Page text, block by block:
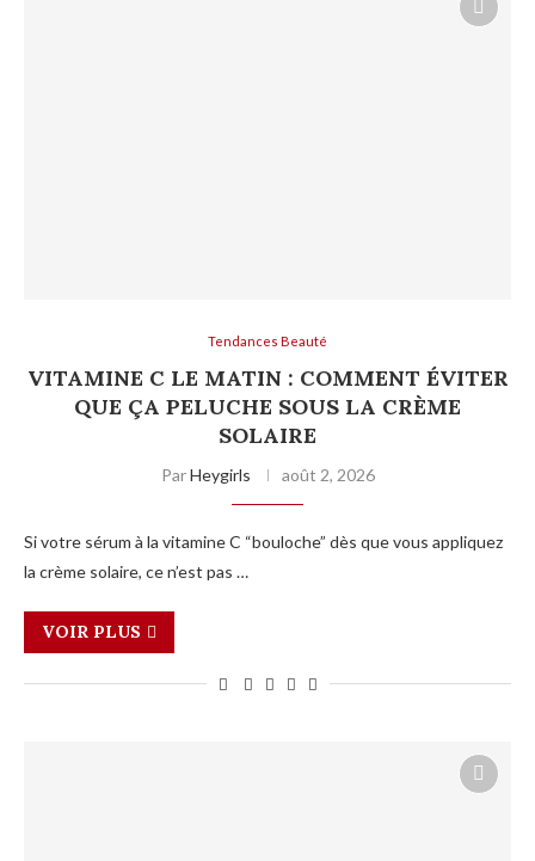
Tendances Beauté
VITAMINE C LE MATIN : COMMENT ÉVITER
QUE ÇA PELUCHE SOUS LA CRÈME
SOLAIRE
ParHeygirls août 2, 2026
Si votre sérum à la vitamine C “bouloche” dès que vous appliquez
la crème solaire, ce n’est pas …
VOIR PLUS